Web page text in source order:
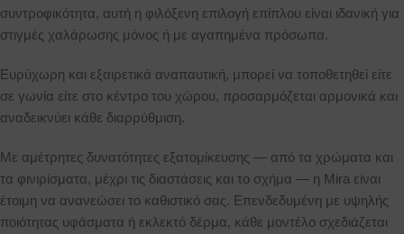
συντροφικότητα, αυτή η φιλόξενη επιλογή επίπλου είναι ιδανική για
στιγμές χαλάρωσης μόνος ή με αγαπημένα πρόσωπα.
Ευρύχωρη και εξαιρετικά αναπαυτική, μπορεί να τοποθετηθεί είτε
σε γωνία είτε στο κέντρο του χώρου, προσαρμόζεται αρμονικά και
αναδεικνύει κάθε διαρρύθμιση.
Με αμέτρητες δυνατότητες εξατομίκευσης — από τα χρώματα και
τα φινιρίσματα, μέχρι τις διαστάσεις και το σχήμα — η Mira είναι
έτοιμη να ανανεώσει το καθιστικό σας. Επενδεδυμένη με υψηλής
ποιότητας υφάσματα ή εκλεκτό δέρμα, κάθε μοντέλο σχεδιάζεται